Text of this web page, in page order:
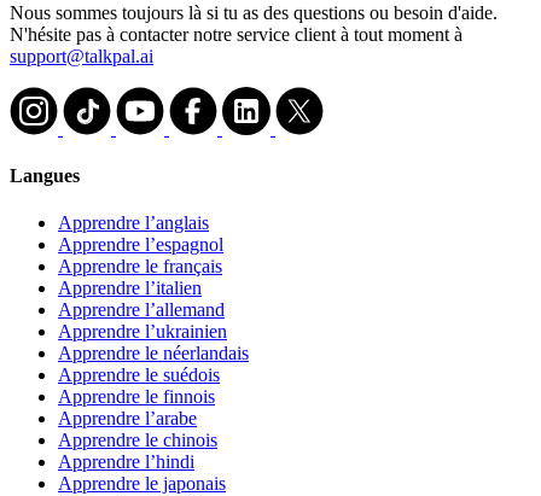
Nous sommes toujours là si tu as des questions ou besoin d'aide.
N'hésite pas à contacter notre service client à tout moment à
support@talkpal.ai
Langues
Apprendre l’anglais
Apprendre l’espagnol
Apprendre le français
Apprendre l’italien
Apprendre l’allemand
Apprendre l’ukrainien
Apprendre le néerlandais
Apprendre le suédois
Apprendre le finnois
Apprendre l’arabe
Apprendre le chinois
Apprendre l’hindi
Apprendre le japonais